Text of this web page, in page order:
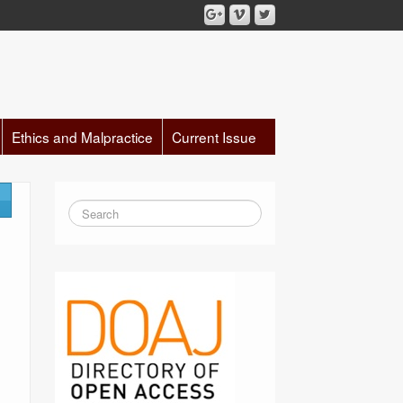
Ethics and Malpractice Current Issue